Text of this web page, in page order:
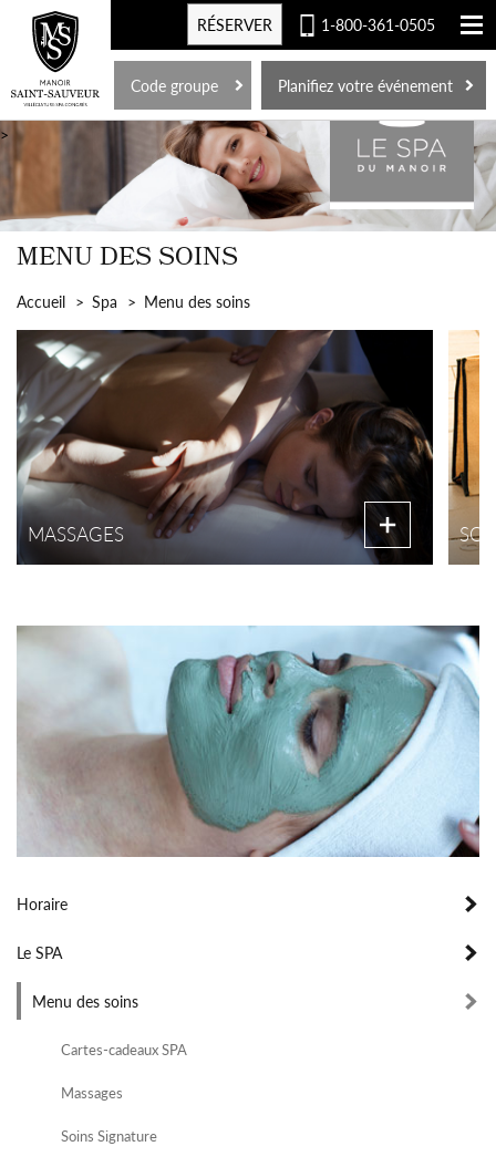
EN
1-800-361-0505
RÉSERVER
Planifiez votre événement
Code groupe
>
MENU DES SOINS
Accueil Spa Menu des soins
MASSAGES
Horaire
Le SPA
Menu des soins
Cartes-cadeaux SPA
Massages
Soins Signature